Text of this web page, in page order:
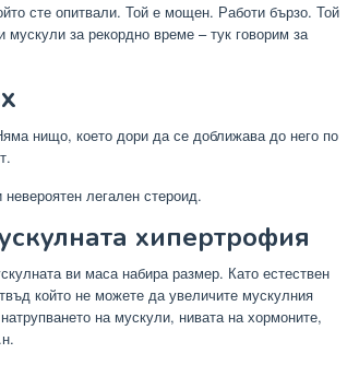
сте опитвали. Той е мощен. Работи бързо. Той
за рекордно време – тук говорим за
нищо, което дори да се доближава до него по
легален стероид.
хипертрофия
ви маса набира размер. Като естествен
който не можете да увеличите мускулния
на мускули, нивата на хормоните,